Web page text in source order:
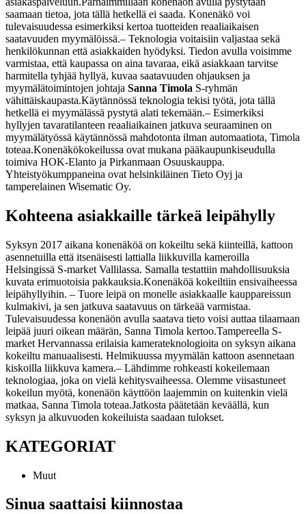
saamaan tietoa, jota tällä hetkellä ei saada. Konenäkö voi
tulevaisuudessa esimerkiksi kertoa tuotteiden reaaliaikaisen
saatavuuden myymälöissä.– Teknologia voitaisiin valjastaa sekä
henkilökunnan että asiakkaiden hyödyksi. Tiedon avulla voisimme
varmistaa, että kaupassa on aina tavaraa, eikä asiakkaan tarvitse
harmitella tyhjää hyllyä, kuvaa saatavuuden ohjauksen ja
myymälätoimintojen johtaja Sanna Timola S-ryhmän
vähittäiskaupasta.Käytännössä teknologia tekisi työtä, jota tällä
hetkellä ei myymälässä pystytä alati tekemään.– Esimerkiksi
hyllyjen tavaratilanteen reaaliaikainen jatkuva seuraaminen on
myymälätyössä käytännössä mahdotonta ilman automaatiota, Timola
toteaa.Konenäkökokeilussa ovat mukana pääkaupunkiseudulla
toimiva HOK-Elanto ja Pirkanmaan Osuuskauppa.
Yhteistyökumppaneina ovat helsinkiläinen Tieto Oyj ja
tamperelainen Wisematic Oy.
Kohteena asiakkaille tärkeä leipähylly
Syksyn 2017 aikana konenäköä on kokeiltu sekä kiinteillä, kattoon
asennetuilla että itsenäisesti lattialla liikkuvilla kameroilla
Helsingissä S-market Vallilassa. Samalla testattiin mahdollisuuksia
kuvata erimuotoisia pakkauksia.Konenäköä kokeiltiin ensivaiheessa
leipähyllyihin. – Tuore leipä on monelle asiakkaalle kauppareissun
kulmakivi, ja sen jatkuva saatavuus on tärkeää varmistaa.
Tulevaisuudessa konenäön avulla saatava tieto voisi auttaa tilaamaan
leipää juuri oikean määrän, Sanna Timola kertoo.Tampereella S-
market Hervannassa erilaisia kamerateknologioita on syksyn aikana
kokeiltu manuaalisesti. Helmikuussa myymälän kattoon asennetaan
kiskoilla liikkuva kamera.– Lähdimme rohkeasti kokeilemaan
teknologiaa, joka on vielä kehitysvaiheessa. Olemme viisastuneet
kokeilun myötä, konenäön käyttöön laajemmin on kuitenkin vielä
matkaa, Sanna Timola toteaa.Jatkosta päätetään keväällä, kun
syksyn ja alkuvuoden kokeiluista saadaan tulokset.
KATEGORIAT
Muut
Sinua saattaisi kiinnostaa